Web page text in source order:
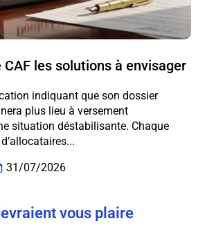
les solutions à envisager
indiquant que son dossier
plus lieu à versement
situation déstabilisante. Chaque
31/07/2026
vous plaire